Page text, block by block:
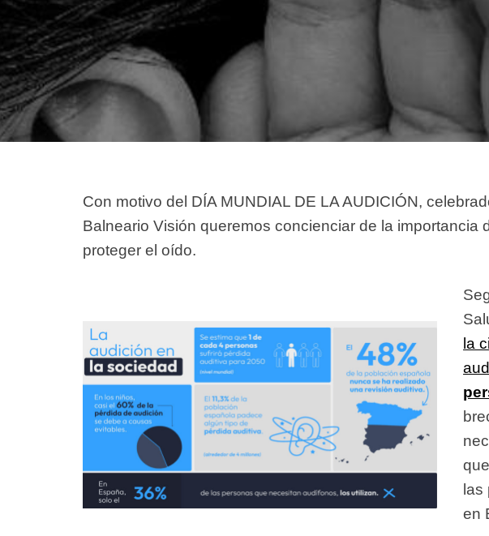
Con motivo del DÍA MUNDIAL DE LA AUDICIÓN,
Balneario Visión queremos concienciar de la importancia
proteger el oído.
la
las
en